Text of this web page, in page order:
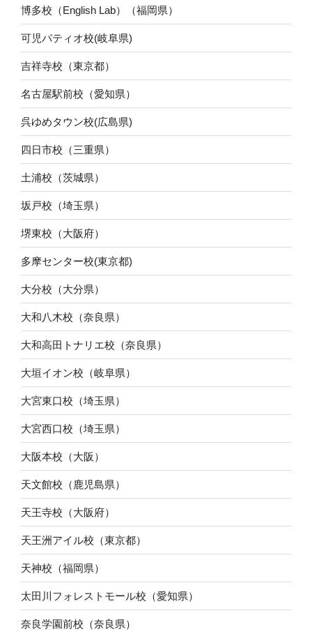
博多校（English Lab）（福岡県）
可児パティオ校(岐阜県)
吉祥寺校（東京都）
名古屋駅前校（愛知県）
呉ゆめタウン校(広島県)
四日市校（三重県）
土浦校（茨城県）
坂戸校（埼玉県）
堺東校（大阪府）
多摩センター校(東京都)
大分校（大分県）
大和八木校（奈良県）
大和高田トナリエ校（奈良県）
大垣イオン校（岐阜県）
大宮東口校（埼玉県）
大宮西口校（埼玉県）
大阪本校（大阪）
天文館校（鹿児島県）
天王寺校（大阪府）
天王洲アイル校（東京都）
天神校（福岡県）
太田川フォレストモール校（愛知県）
奈良学園前校（奈良県）